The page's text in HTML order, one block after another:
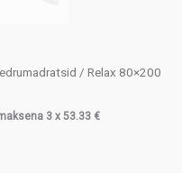
/ Relax 80×200
3 x 53.33 €